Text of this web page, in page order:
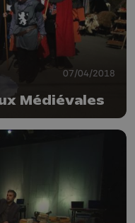
07/04/2018
Médiévales